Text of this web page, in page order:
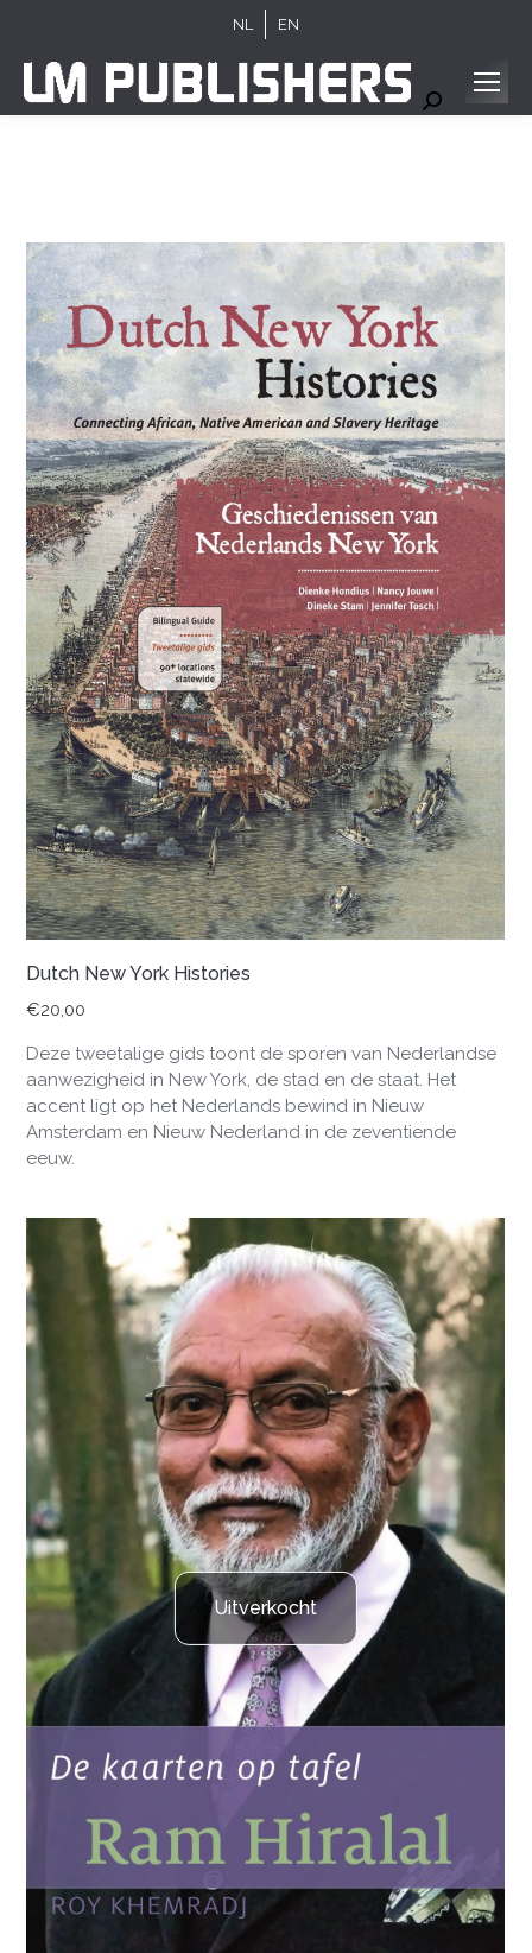
NL EN
Search:
Dutch New York Histories
€20,00
Deze tweetalige gids toont de sporen van Nederlandse
aanwezigheid in New York, de stad en de staat. Het
accent ligt op het Nederlands bewind in Nieuw
Amsterdam en Nieuw Nederland in de zeventiende
eeuw.
Uitverkocht